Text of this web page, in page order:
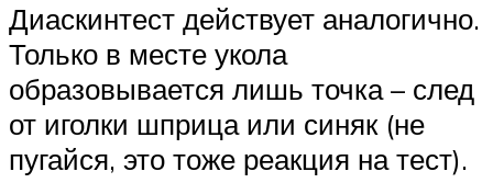
Диаскинтест действует аналогично.
Только в месте укола
образовывается лишь точка – след
от иголки шприца или синяк (не
пугайся, это тоже реакция на тест).